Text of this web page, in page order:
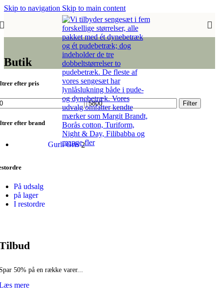
Skip to navigation Skip to main content
Butik
efter pris
Højeste
pris
Filter
efter brand
Gurli Gris 2
På udsalg
på lager
I restordre
50% på en række varer...
mere